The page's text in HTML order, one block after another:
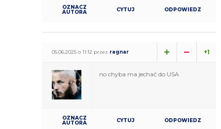
OZNACZ
AUTORA CYTUJ ODPOWIEDZ
05.06.2025 o 11:12 przez ragnar +1
no chyba ma jechać do USA
OZNACZ
AUTORA CYTUJ ODPOWIEDZ